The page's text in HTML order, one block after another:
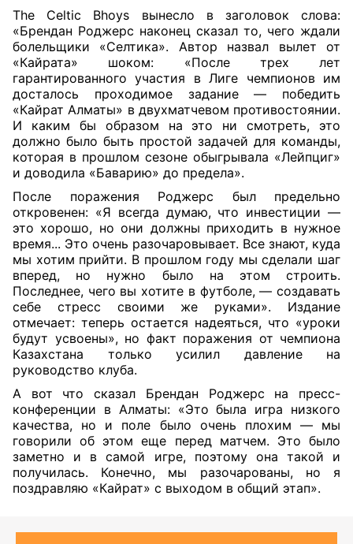
The Celtic Bhoys вынесло в заголовок слова:
«Брендан Роджерс наконец сказал то, чего ждали
болельщики «Селтика». Автор назвал вылет от
«Кайрата» шоком: «После трех лет
гарантированного участия в Лиге чемпионов им
досталось проходимое задание — победить
«Кайрат Алматы» в двухматчевом противостоянии.
И каким бы образом на это ни смотреть, это
должно было быть простой задачей для команды,
которая в прошлом сезоне обыгрывала «Лейпциг»
и доводила «Баварию» до предела».
После поражения Роджерс был предельно
откровенен: «Я всегда думаю, что инвестиции —
это хорошо, но они должны приходить в нужное
время... Это очень разочаровывает. Все знают, куда
мы хотим прийти. В прошлом году мы сделали шаг
вперед, но нужно было на этом строить.
Последнее, чего вы хотите в футболе, — создавать
себе стресс своими же руками». Издание
отмечает: теперь остается надеяться, что «уроки
будут усвоены», но факт поражения от чемпиона
Казахстана только усилил давление на
руководство клуба.
А вот что сказал Брендан Роджерс на пресс-
конференции в Алматы: «Это была игра низкого
качества, но и поле было очень плохим — мы
говорили об этом еще перед матчем. Это было
заметно и в самой игре, поэтому она такой и
получилась. Конечно, мы разочарованы, но я
поздравляю «Кайрат» с выходом в общий этап».